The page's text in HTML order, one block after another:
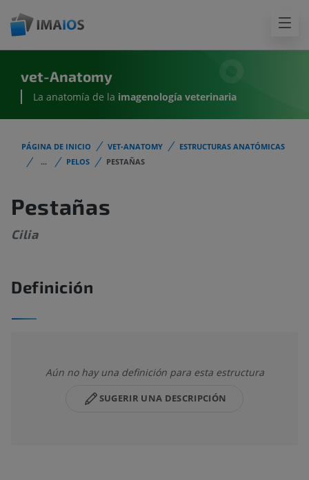
vet-Anatomy
La anatomía de la imagenología veterinaria
PÁGINA DE INICIO VET-ANATOMY
ESTRUCTURAS ANATÓMICAS
...
PELOS PESTAÑAS
Pestañas
Cilia
Definición
Aún no hay una definición para esta estructura
SUGERIR UNA DESCRIPCIÓN